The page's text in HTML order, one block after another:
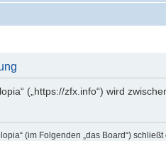
(„https://zfx.info“) wird
(im Folgenden „das Board“)